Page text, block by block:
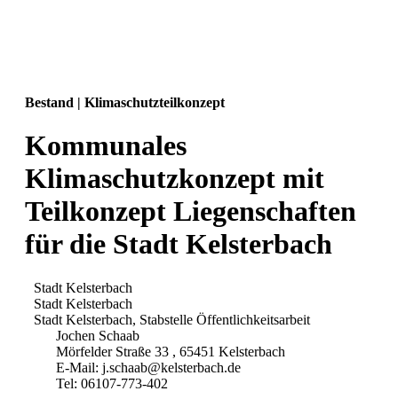
Bestand | Klimaschutzteilkonzept
Kommunales
Klimaschutzkonzept mit
Teilkonzept Liegenschaften
für die Stadt Kelsterbach
Stadt Kelsterbach
Stadt Kelsterbach
Stadt Kelsterbach, Stabstelle Öffentlichkeitsarbeit
Jochen Schaab
Mörfelder Straße 33 , 65451 Kelsterbach
E-Mail: j.schaab@kelsterbach.de
Tel: 06107-773-402